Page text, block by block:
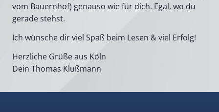
vom Bauernhof) genauso wie für dich. Egal, wo du
gerade stehst.
Ich wünsche dir viel Spaß beim Lesen & viel Erfolg!
Herzliche Grüße aus Köln
Dein Thomas Klußmann